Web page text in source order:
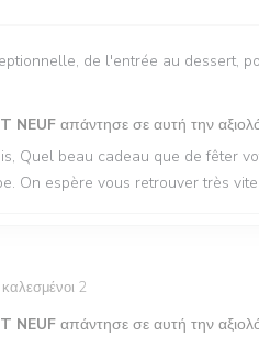
de l'entrée au dessert,
NEUF απάντησε σε αυτή την
Quel beau cadeau que de fêter
On espère vous retrouver très
2
NEUF απάντησε σε αυτή την